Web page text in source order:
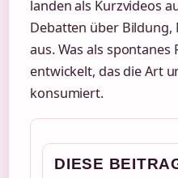
landen als Kurzvideos
Debatten über
aus. Was als
entwickelt, das die Art
konsumiert.
DIESE